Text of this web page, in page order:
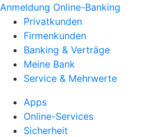
Anmeldung Online-Banking
Privatkunden
Firmenkunden
Banking & Verträge
Meine Bank
Service & Mehrwerte
Apps
Online-Services
Sicherheit